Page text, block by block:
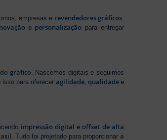
empresas e revendedores gráficos.
e personalização para entregar
gráfico. Nascemos digitais e seguimos
isso para ofereceragilidade, qualidade e
impressão digital e offset de alta
. Tudo foi projetado para proporcionar a